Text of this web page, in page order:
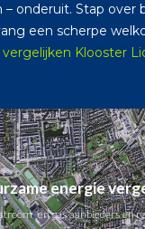
– onderuit. Stap over
een scherpe
vergelijken Klooster
energie
en gas aanbieders en